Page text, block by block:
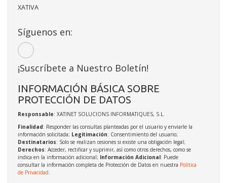
XATIVA
Síguenos en:
¡Suscríbete a Nuestro Boletín!
INFORMACIÓN BÁSICA SOBRE
PROTECCIÓN DE DATOS
Responsable: XATINET SOLUCIONS INFORMATIQUES, S.L.
Finalidad: Responder las consultas planteadas por el usuario y enviarle la
información solicitada; Legitimación: Consentimiento del usuario;
Destinatarios: Solo se realizan cesiones si existe una obligación legal;
Derechos: Acceder, rectificar y suprimir, así como otros derechos, como se
indica en la información adicional; Información Adicional: Puede
consultar la información completa de Protección de Datos en nuestra Política
de Privacidad.